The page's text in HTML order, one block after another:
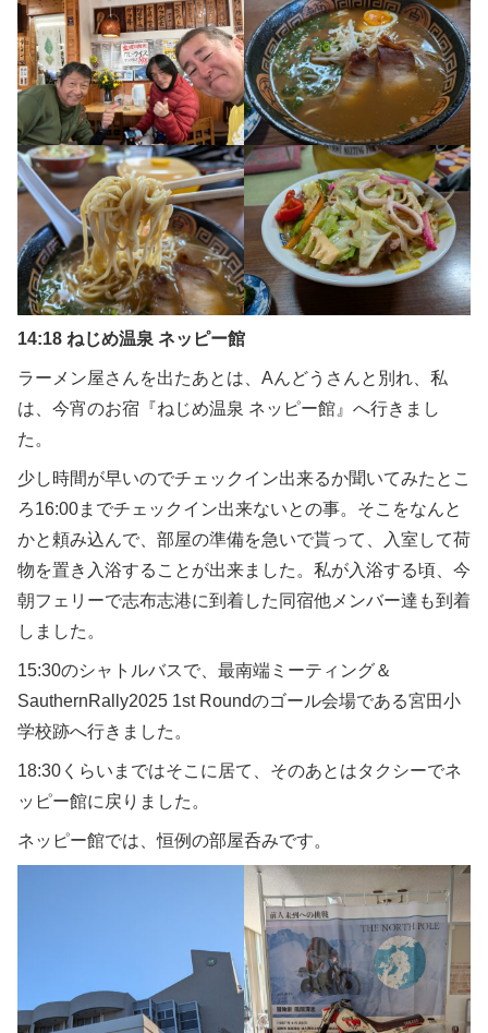
14:18 ねじめ温泉 ネッピー館
ラーメン屋さんを出たあとは、Aんどうさんと別れ、私
は、今宵のお宿『ねじめ温泉 ネッピー館』へ行きまし
た。
少し時間が早いのでチェックイン出来るか聞いてみたとこ
ろ16:00までチェックイン出来ないとの事。そこをなんと
かと頼み込んで、部屋の準備を急いで貰って、入室して荷
物を置き入浴することが出来ました。私が入浴する頃、今
朝フェリーで志布志港に到着した同宿他メンバー達も到着
しました。
15:30のシャトルバスで、最南端ミーティング＆
SauthernRally2025 1st Roundのゴール会場である宮田小
学校跡へ行きました。
18:30くらいまではそこに居て、そのあとはタクシーでネ
ッピー館に戻りました。
ネッピー館では、恒例の部屋呑みです。